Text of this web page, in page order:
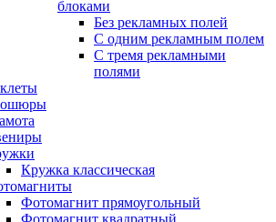
блоками
Без рекламных полей
С одним рекламным полем
С тремя рекламными
полями
Кружка классическая
Фотомагнит прямоугольный
Фотомагнит квадратный